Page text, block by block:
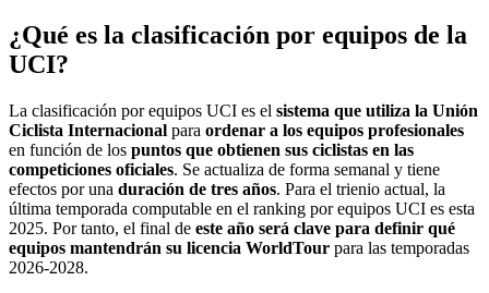
¿Qué es la clasificación por equipos de la
UCI?
La clasificación por equipos UCI es el sistema que utiliza la Unión
Ciclista Internacional para ordenar a los equipos profesionales
en función de los puntos que obtienen sus ciclistas en las
competiciones oficiales. Se actualiza de forma semanal y tiene
efectos por una duración de tres años. Para el trienio actual, la
última temporada computable en el ranking por equipos UCI es esta
2025. Por tanto, el final de este año será clave para definir qué
equipos mantendrán su licencia WorldTour para las temporadas
2026-2028.